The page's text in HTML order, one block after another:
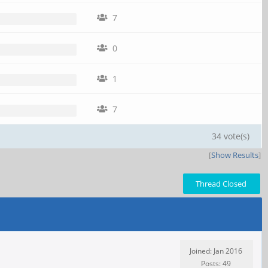
7
0
1
7
34 vote(s)
[Show Results]
Thread Closed
Joined: Jan 2016
Posts: 49